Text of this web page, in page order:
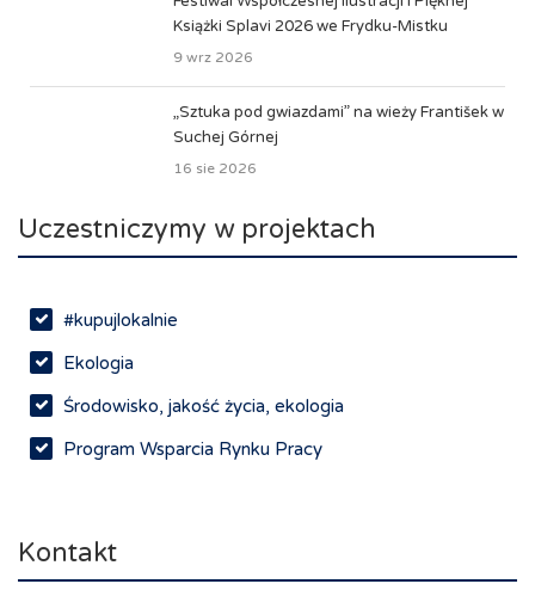
Książki Splavi 2026 we Frydku-Mistku
9 wrz 2026
„Sztuka pod gwiazdami” na wieży František w
Suchej Górnej
16 sie 2026
Uczestniczymy w projektach
#kupujlokalnie
Ekologia
Środowisko, jakość życia, ekologia
Program Wsparcia Rynku Pracy
Spotkania branżowe
Kontakt